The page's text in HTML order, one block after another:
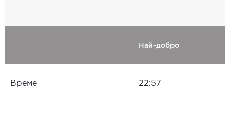
Най-добро
Време 22:57